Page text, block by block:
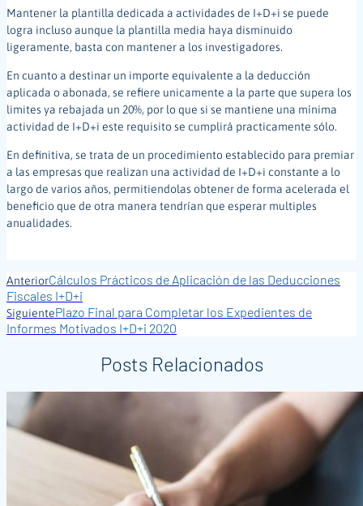
Mantener la plantilla dedicada a actividades de I+D+i se puede
logra incluso aunque la plantilla media haya disminuido
ligeramente, basta con mantener a los investigadores.
En cuanto a destinar un importe equivalente a la deducción
aplicada o abonada, se refiere unicamente a la parte que supera los
limites ya rebajada un 20%, por lo que si se mantiene una mínima
actividad de I+D+i este requisito se cumplirá practicamente sólo.
En definitiva, se trata de un procedimiento establecido para premiar
a las empresas que realizan una actividad de I+D+i constante a lo
largo de varios años, permitiendolas obtener de forma acelerada el
beneficio que de otra manera tendrían que esperar multiples
anualidades.
AnteriorCálculos Prácticos de Aplicación de las Deducciones
Fiscales I+D+i
SiguientePlazo Final para Completar los Expedientes de
Informes Motivados I+D+i 2020
Posts Relacionados